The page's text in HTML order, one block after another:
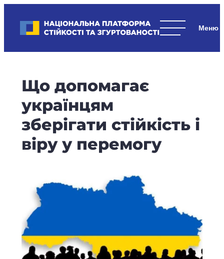
content
Національна платформа стійкості та згуртованості
стратегічні
стійкість
держави
та
суспільства,
згуртованість
та
Що допомагає
українцям
зберігати стійкість і
віру у перемогу